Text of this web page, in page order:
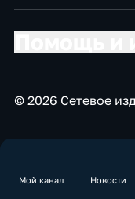
Мой канал Новости
© 2026 Сетевое